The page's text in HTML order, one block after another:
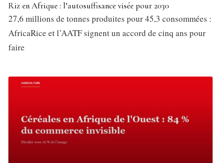
Riz en Afrique : l’autosuffisance visée pour 2030
27,6 millions de tonnes produites pour 45,3 consommées :
AfricaRice et l’AATF signent un accord de cinq ans pour
faire